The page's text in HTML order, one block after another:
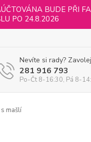
BUDE PŘI
PO 24.8.2026
Nevíte si rady?
281 916 793
Po-Čt 8-16:30, Pá 8-
mašlí